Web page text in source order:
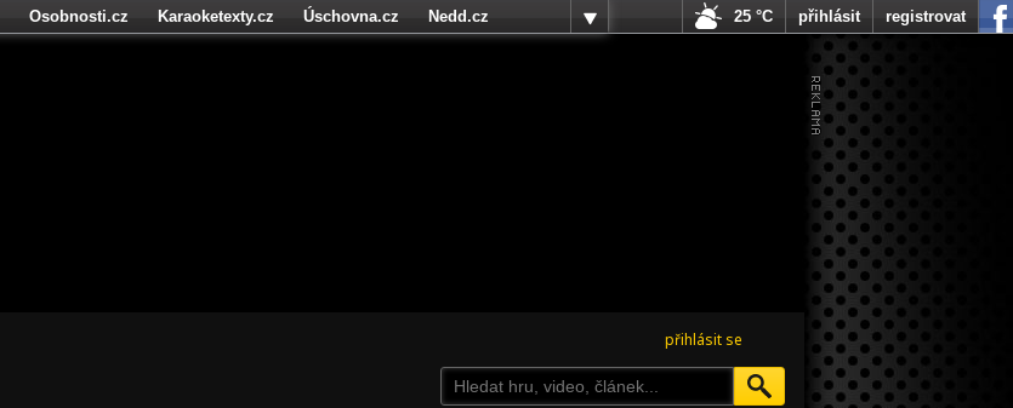
přihlásit se
Osobnosti.cz Karaoketexty.cz Úschovna.cz
Nedd.cz
25 °C přihlásit registrovat